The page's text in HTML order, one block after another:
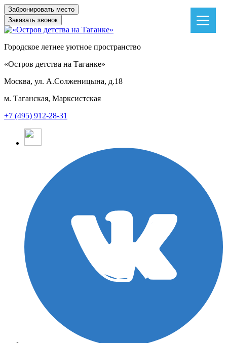
Заказать звонок
Городское летнее уютное пространство
«Остров детства на Таганке»
Москва, ул. А.Солженицына, д.18
м. Таганская, Марксистская
+7 (495) 912-28-31